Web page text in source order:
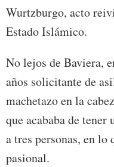
Wurtzburgo, acto
Estado Islámico.
No lejos de Baviera,
años solicitante de
machetazo en la
que acababa de
a tres personas, en lo
pasional.